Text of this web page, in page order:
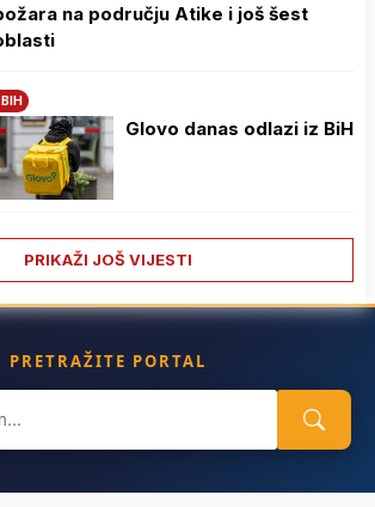
na području Atike i još šest
Glovo danas odlazi iz BiH
PRIKAŽI JOŠ VIJESTI
PRETRAŽITE PORTAL